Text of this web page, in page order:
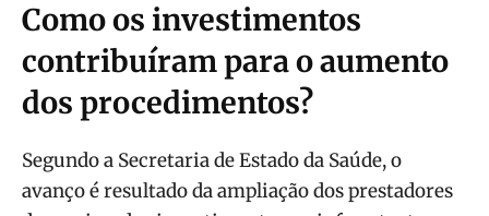
Como os investimentos
contribuíram para o aumento
dos procedimentos?
Segundo a Secretaria de Estado da Saúde, o
avanço é resultado da ampliação dos prestadores